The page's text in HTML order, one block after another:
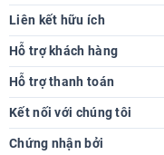
Giới thiệu
Hệ thống cửa hàng
Báo chí nói về chúng tôi
Thông tin tuyển dụng
Liên hệ hợp tác
Liên kết hữu ích
Tra cứu bệnh
Góc sức khoẻ
Hỗ trợ khách hàng
Hướng dẫn mua hàng
Chính sách giao hàng
Chính sách thanh toán
Chính sách tích điểm
Hỗ trợ thanh toán
Kết nối với chúng tôi
Chứng nhận bởi